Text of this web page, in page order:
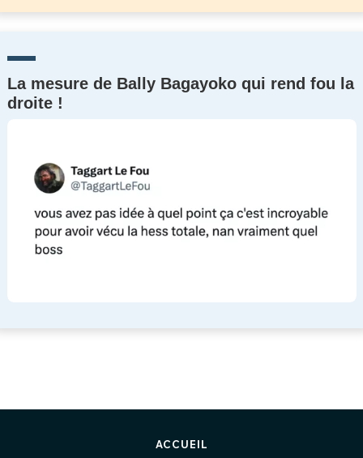
La mesure de Bally Bagayoko qui rend fou la
droite !
ACCUEIL